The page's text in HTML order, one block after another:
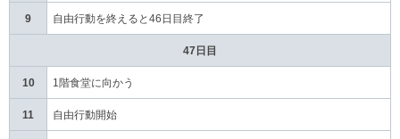
9 自由行動を終えると46日目終了
47日目
10 1階食堂に向かう
11 自由行動開始